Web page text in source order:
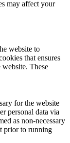
may affect your
website to
that ensures
These
for the website
personal data via
as non-necessary
prior to running